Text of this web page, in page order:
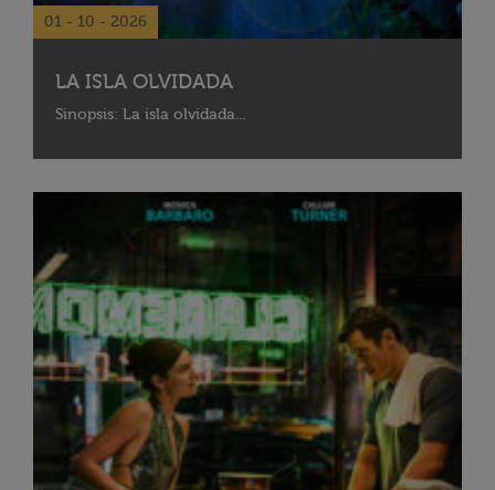
01 - 10 - 2026
LA ISLA OLVIDADA
Sinopsis: La isla olvidada...